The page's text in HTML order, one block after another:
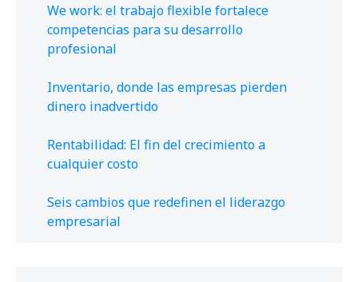
We work: el trabajo flexible fortalece
competencias para su desarrollo
profesional
Inventario, donde las empresas pierden
dinero inadvertido
Rentabilidad: El fin del crecimiento a
cualquier costo
Seis cambios que redefinen el liderazgo
empresarial